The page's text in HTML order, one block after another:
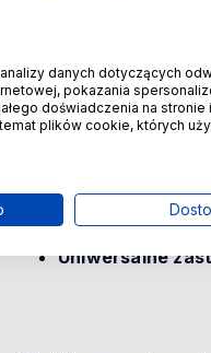
zwiększa precyzję i
Nowy produkt–
Wykonane z
Blokada kulkowa
Chwyt
Uniwersalne
danych dotyczących
pokazania
doświadczenia na
plików cookie, których